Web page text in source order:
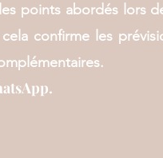
points abordés lors
confirme les